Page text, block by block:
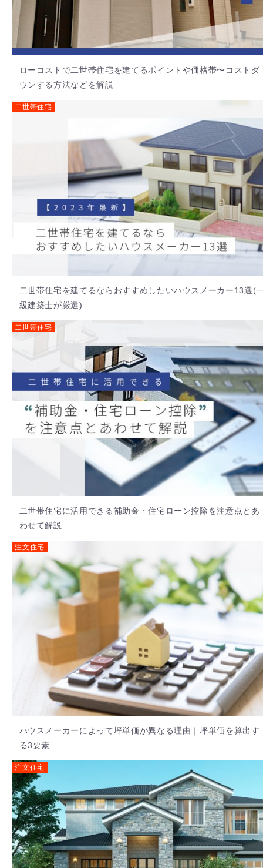
ローコストで二世帯住宅を建てるポイントや価格帯〜コストダ
ウンする方法などを解説
二世帯住宅
二世帯住宅を建てるならおすすめしたいハウスメーカー13選(
級建築士が厳選)
二世帯住宅
二世帯住宅に活用できる補助金・住宅ローン控除を注意点とあ
わせて解説
注文住宅
ハウスメーカーによって坪単価が異なる理由｜坪単価を算出す
る3要素
注文住宅